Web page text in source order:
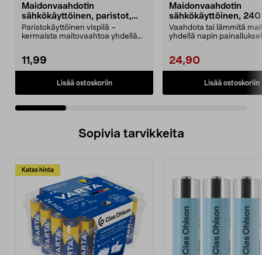
Maidonvaahdotin
sähkökäyttöinen, paristot,
musta
Paristokäyttöinen vispilä –
kermaista maitovaahtoa yhdellä
11,99
Lisää ostoskoriin
Maidonvaahdotin
sähkökäyttöinen,
musta
Vaahdota tai lämmitä
yhdellä napin
24,90
Lisää ostoskoriin
Sopivia tarvikkeita
Katso hinta